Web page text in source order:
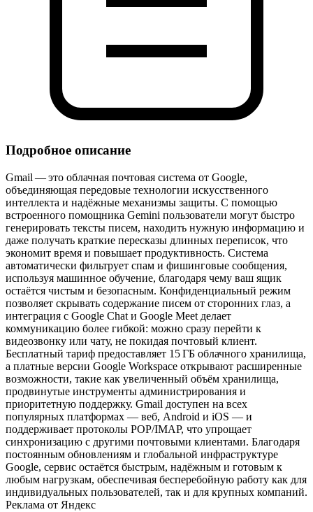
Подробное описание
Gmail — это облачная почтовая система от Google,
объединяющая передовые технологии искусственного
интеллекта и надёжные механизмы защиты. С помощью
встроенного помощника Gemini пользователи могут быстро
генерировать тексты писем, находить нужную информацию и
даже получать краткие пересказы длинных переписок, что
экономит время и повышает продуктивность. Система
автоматически фильтрует спам и фишинговые сообщения,
используя машинное обучение, благодаря чему ваш ящик
остаётся чистым и безопасным. Конфиденциальный режим
позволяет скрывать содержание писем от сторонних глаз, а
интеграция с Google Chat и Google Meet делает
коммуникацию более гибкой: можно сразу перейти к
видеозвонку или чату, не покидая почтовый клиент.
Бесплатный тариф предоставляет 15 ГБ облачного хранилища,
а платные версии Google Workspace открывают расширенные
возможности, такие как увеличенный объём хранилища,
продвинутые инструменты администрирования и
приоритетную поддержку. Gmail доступен на всех
популярных платформах — веб, Android и iOS — и
поддерживает протоколы POP/IMAP, что упрощает
синхронизацию с другими почтовыми клиентами. Благодаря
постоянным обновлениям и глобальной инфраструктуре
Google, сервис остаётся быстрым, надёжным и готовым к
любым нагрузкам, обеспечивая бесперебойную работу как для
индивидуальных пользователей, так и для крупных компаний.
Реклама от Яндекс